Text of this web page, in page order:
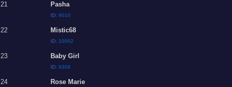
21 Pasha
ID: 9010
22 Mistic68
ID: 10002
23 Baby Girl
ID: 9309
24 Rose Marie